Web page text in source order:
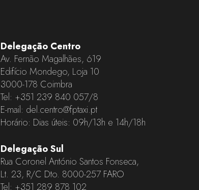
Delegação Centro
Av. Fernão Magalhães, 619
Edifício Mondego, Loja 10
3000-178 Coimbra
Tel: +351 239 840 057/8
E-mail: del.centro@fptaxi.pt
Horário: Dias úteis: 09h/13h e 14h/18h
Delegação Sul
Rua Coronel António Santos Fonseca,
Lt. 23, R/C Dto. 8000-257 FARO
Tel: +351 289 878 102